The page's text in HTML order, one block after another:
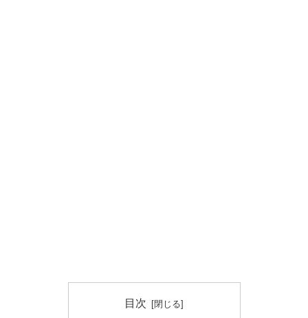
目次